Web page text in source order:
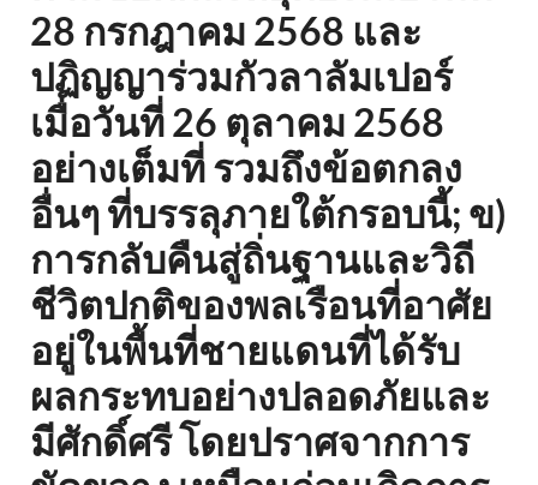
28 กรกฎาคม 2568 และ
ปฏิญญาร่วมกัวลาลัมเปอร์
เมื่อวันที่ 26 ตุลาคม 2568
อย่างเต็มที่ รวมถึงข้อตกลง
อื่นๆ ที่บรรลุภายใต้กรอบนี้; ข)
การกลับคืนสู่ถิ่นฐานและวิถี
ชีวิตปกติของพลเรือนที่อาศัย
อยู่ในพื้นที่ชายแดนที่ได้รับ
ผลกระทบอย่างปลอดภัยและ
มีศักดิ์ศรี โดยปราศจากการ